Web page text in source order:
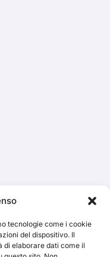
tecnologie come i cookie
del dispositivo. Il
di elaborare dati come il
Cerca